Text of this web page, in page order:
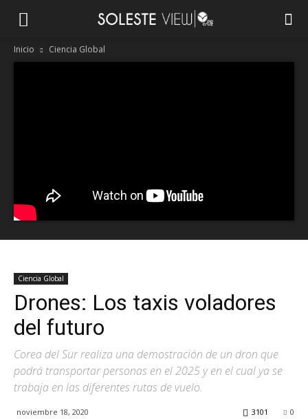
Inicio Ciencia Global
Ciencia Global
Drones: Los taxis voladores
del futuro
Corea del Sur realiza una demostración de un dron que
podrá transportar personas en el 2025 y en el cual ya se
trabaja en las diferentes rutas de vuelo.
noviembre 18, 2020 0
3101